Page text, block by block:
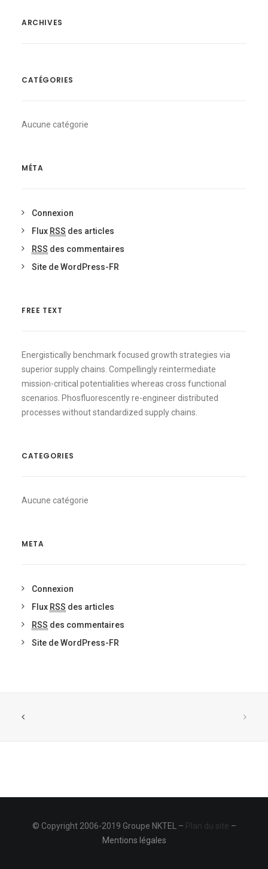
ARCHIVES
CATÉGORIES
Aucune catégorie
MÉTA
Connexion
Flux RSS des articles
RSS des commentaires
Site de WordPress-FR
FREE TEXT
Energistically benchmark focused growth strategies via
superior supply chains. Compellingly reintermediate
mission-critical potentialities whereas cross functional
scenarios. Phosfluorescently re-engineer distributed
processes without standardized supply chains.
CATEGORIES
Aucune catégorie
META
Connexion
Flux RSS des articles
RSS des commentaires
Site de WordPress-FR
© Copyright 2006-2019 Groupe NKTEL – Plan du site –
Mentions légales